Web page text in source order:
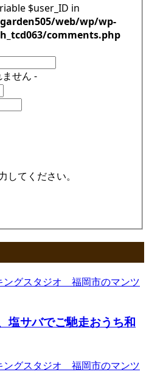
$user_ID in
web/wp/wp-
comments.php
せん -
てください。
塩サバでご馳走おうち和